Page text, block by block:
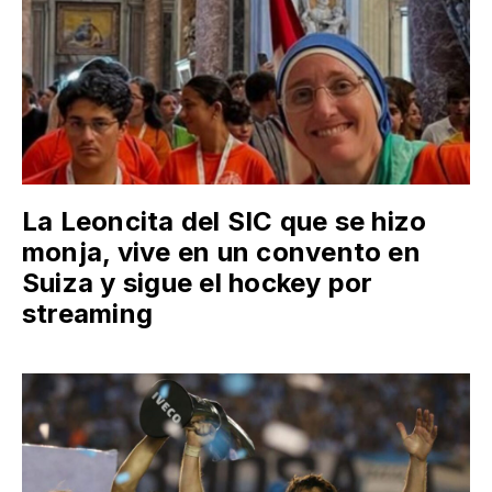
La Leoncita del SIC que se hizo
monja, vive en un convento en
Suiza y sigue el hockey por
streaming